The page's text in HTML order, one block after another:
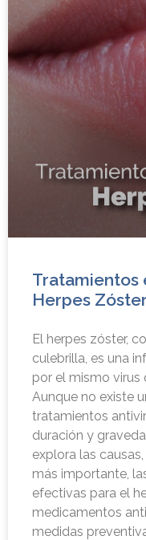
Tratamientos
Herpes Zóster
El herpes zóster,
culebrilla, es una
por el mismo virus
Aunque no existe
tratamientos
duración y
explora las
más importante,
efectivas para el
medicamentos
medidas